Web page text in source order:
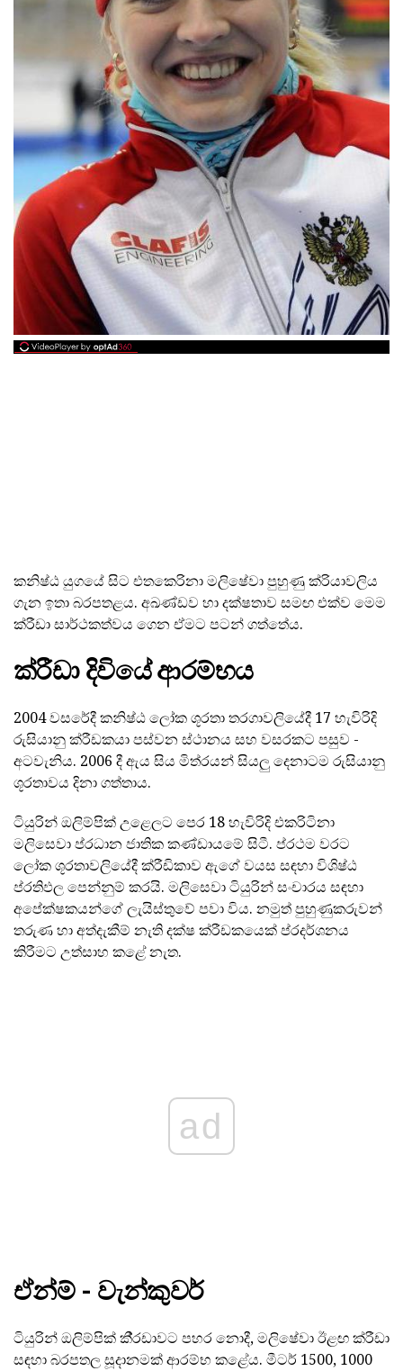
කනිෂ්ඨ යුගයේ සිට එතකෙරිනා මලිෂේවා පුහුණු ක්රියාවලිය
ගැන ඉතා බරපතළය. අඛණ්ඩව හා දක්ෂතාව සමඟ එක්ව මෙම
ක්රීඩා සාර්ථකත්වය ගෙන ඒමට පටන් ගත්තේය.
ක්රීඩා දිවියේ ආරම්භය
2004 වසරේදී කනිෂ්ඨ ලෝක ශූරතා තරගාවලියේදී 17 හැවිරිදි
රුසියානු ක්රීඩකයා පස්වන ස්ථානය සහ වසරකට පසුව -
අටවැනිය. 2006 දී ඇය සිය මිත්රයන් සියලු දෙනාටම රුසියානු
ශූරතාවය දිනා ගත්තාය.
ටියුරින් ඔලිම්පික් උළෙලට පෙර 18 හැවිරිදි එකරිටිනා
මලිසෙවා ප්රධාන ජාතික කණ්ඩායමේ සිටී. ප්රථම වරට
ලෝක ශූරතාවලියේදී ක්රීඩිකාව ඇගේ වයස සඳහා විශිෂ්ඨ
ප්රතිඵල පෙන්නුම් කරයි. මලිසෙවා ටියුරින් සංචාරය සඳහා
අපේක්ෂකයන්ගේ ලැයිස්තුවේ පවා විය. නමුත් පුහුණුකරුවන්
තරුණ හා අත්දැකීම් නැති දක්ෂ ක්රීඩකයෙක් ප්රදර්ශනය
කිරීමට උත්සාහ කළේ නැත.
ad
ඒන්ම් - වැන්කුවර්
ටියුරින් ඔලිම්පික් කී්රඩාවට පහර නොදී, මලිෂේවා ඊළඟ ක්රීඩා
සඳහා බරපතල සූදානමක් ආරම්භ කළේය. මීටර් 1500, 1000